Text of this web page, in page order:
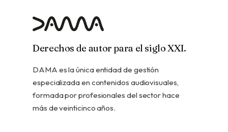
Derechos de autor para el siglo XXI.
DAMA es la única entidad de gestión
especializada en contenidos audiovisuales,
formada por profesionales del sector hace
más de veinticinco años.